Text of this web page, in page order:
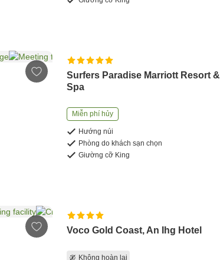
Surfers Paradise Marriott Resort &
Spa
Miễn phí hủy
Hướng núi
Phòng do khách sạn chọn
Giường cỡ King
Voco Gold Coast, An Ihg Hotel
Không hoàn lại